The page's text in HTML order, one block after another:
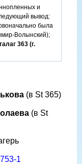
и
вывод:
была
Волынский);
363 (г.
(в St 365)
(в St
1